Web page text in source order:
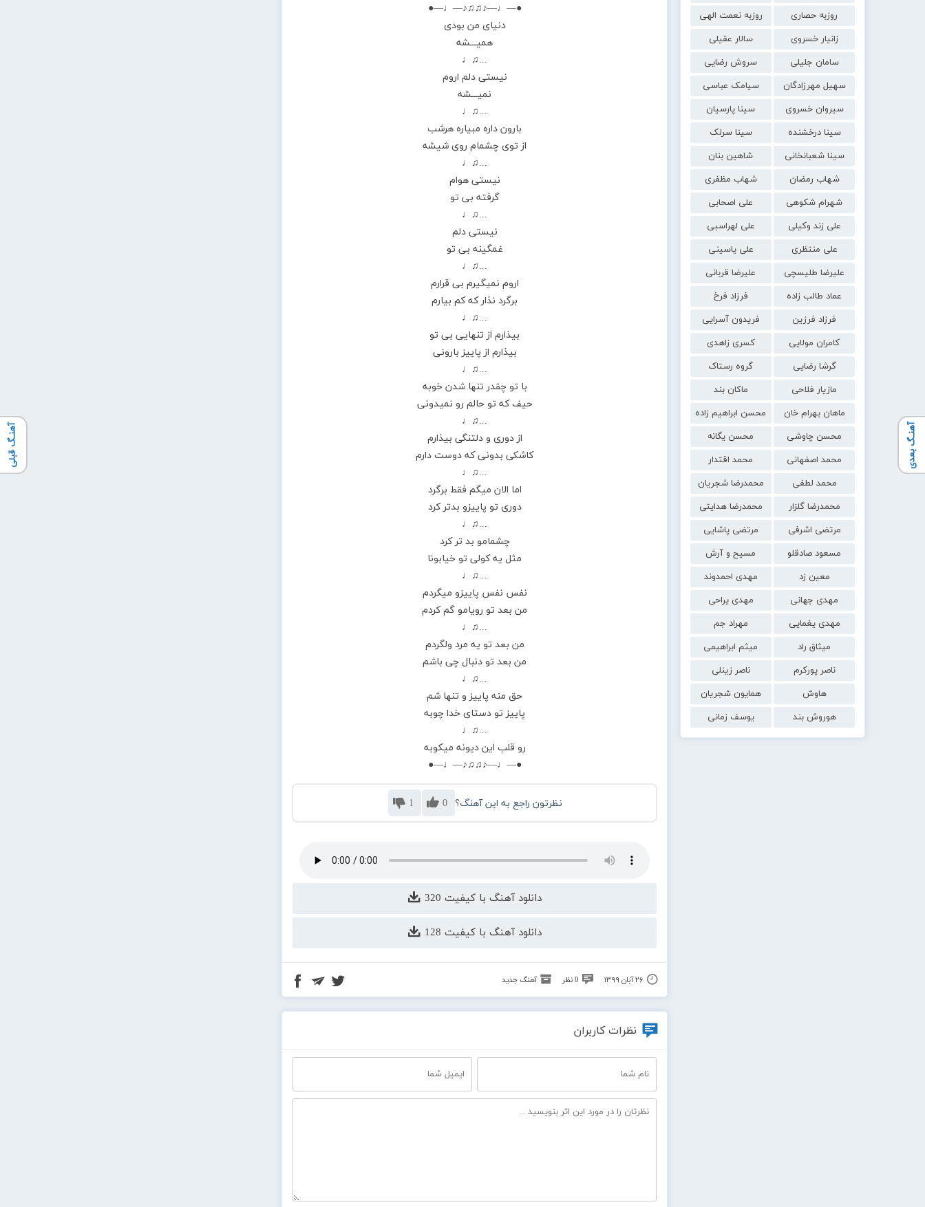
روزبه حصاری
روزبه نعمت الهی
زانیار خسروی
سالار عقیلی
سامان جلیلی
سروش رضایی
سهیل مهرزادگان
سیامک عباسی
سیروان خسروی
سینا پارسیان
سینا درخشنده
سینا سرلک
سینا شعبانخانی
شاهین بنان
شهاب رمضان
شهاب مظفری
شهرام شکوهی
علی اصحابی
علی زند وکیلی
علی لهراسبی
علی منتظری
علی یاسینی
علیرضا طلیسچی
علیرضا قربانی
عماد طالب زاده
فرزاد فرخ
فرزاد فرزین
فریدون آسرایی
کامران مولایی
کسری زاهدی
گرشا رضایی
گروه رستاک
مازیار فلاحی
ماکان بند
ماهان بهرام خان
محسن ابراهیم زاده
محسن چاوشی
محسن یگانه
محمد اصفهانی
محمد اقتدار
محمد لطفی
محمدرضا شجریان
محمدرضا گلزار
محمدرضا هدایتی
مرتضی اشرفی
مرتضی پاشایی
مسعود صادقلو
مسیح و آرش
معین زد
مهدی احمدوند
مهدی جهانی
مهدی یراحی
مهدی یغمایی
مهراد جم
میثاق راد
میثم ابراهیمی
ناصر پورکرم
ناصر زینلی
هاوش
همایون شجریان
هوروش بند
یوسف زمانی
●—♩—♪♫♫♪—♩—●
دنیای من بودی
همیـــشه
...♫♩
نیستی دلم اروم
نمیـــشه
...♫♩
بارون داره مبیاره هرشب
از توی چشمام روی شیشه
...♫♩
نیستی هوام
گرفته بی تو
...♫♩
نیستی دلم
غمگینه بی تو
...♫♩
اروم نمیگیرم بی قرارم
برگرد نذار که کم بیارم
...♫♩
بیذارم از تنهایی بی تو
بیذارم از پاییز بارونی
...♫♩
با تو چقدر تنها شدن خوبه
حیف که تو حالم رو نمیدونی
...♫♩
از دوری و دلتنگی بیذارم
کاشکی بدونی که دوست دارم
...♫♩
اما الان میگم فقط برگرد
دوری تو پاییزو بدتر کرد
...♫♩
چشمامو بد تر کرد
مثل یه کولی تو خیابونا
...♫♩
نفس نفس پاییزو میگردم
من بعد تو رویامو گم کردم
...♫♩
من بعد تو یه مرد ولگردم
من بعد تو دنبال چی باشم
...♫♩
حق منه پاییز و تنها شم
پاییز تو دستای خدا چوبه
...♫♩
رو قلب این دیونه میکوبه
●—♩—♪♫♫♪—♩—●
نظرتون راجع به این آهنگ؟ 0
1
دانلود آهنگ با کیفیت 320
دانلود آهنگ با کیفیت 128
۲۶ آبان ۱۳۹۹ 0 نظر آهنگ جدید
آهنـگ بعدی آهنـگ قبلی
نظرات کاربران